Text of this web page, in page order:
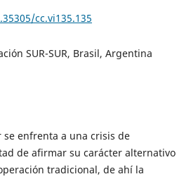
cc.vi135.135
SUR-SUR, Brasil, Argentina
se enfrenta a una crisis de
de afirmar su carácter alternativo
tradicional, de ahí la